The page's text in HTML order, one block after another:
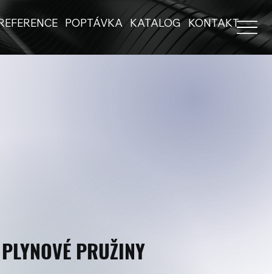
POPTÁVKA KATALOG KONTAKT
PLYNOVÉ PRUŽINY